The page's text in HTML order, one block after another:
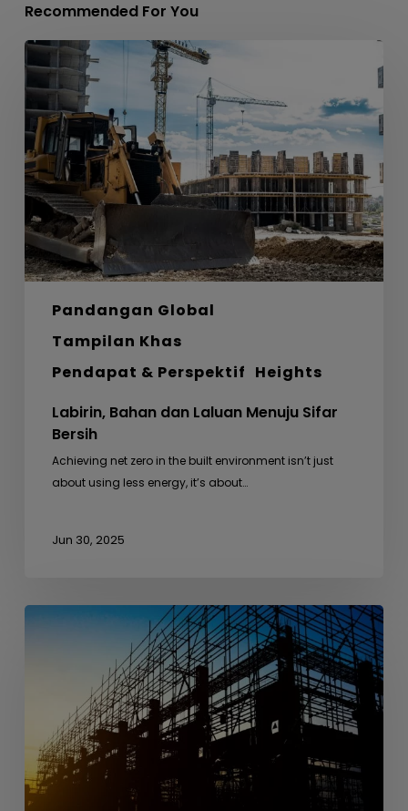
Recommended For You
Pandangan Global
Tampilan Khas
Pendapat & Perspektif Heights
Labirin,
Bahan
dan
Laluan
Menuju
Sifar
Bersih
Labirin, Bahan dan Laluan Menuju Sifar
Bersih
Achieving net zero in the built environment isn’t just
about using less energy, it’s about…
Jun 30, 2025
Dari
Bina
–
Belajar